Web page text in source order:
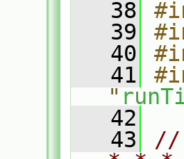
   38
   39
   40
   41
"
   42
   43
//